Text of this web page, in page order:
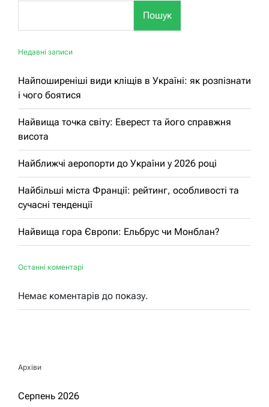
Пошук
Недавні записи
Найпоширеніші види кліщів в Україні: як розпізнати
і чого боятися
Найвища точка світу: Еверест та його справжня
висота
Найближчі аеропорти до України у 2026 році
Найбільші міста Франції: рейтинг, особливості та
сучасні тенденції
Найвища гора Європи: Ельбрус чи Монблан?
Останні коментарі
Немає коментарів до показу.
Архіви
Серпень 2026